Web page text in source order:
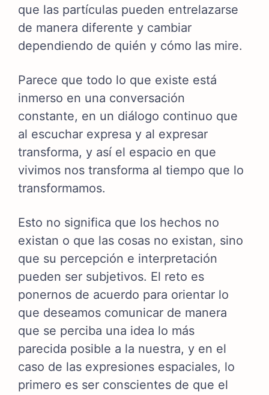
que las partículas pueden entrelazarse
de manera diferente y cambiar
dependiendo de quién y cómo las mire.
Parece que todo lo que existe está
inmerso en una conversación
constante, en un diálogo continuo que
al escuchar expresa y al expresar
transforma, y así el espacio en que
vivimos nos transforma al tiempo que lo
transformamos.
Esto no significa que los hechos no
existan o que las cosas no existan, sino
que su percepción e interpretación
pueden ser subjetivos. El reto es
ponernos de acuerdo para orientar lo
que deseamos comunicar de manera
que se perciba una idea lo más
parecida posible a la nuestra, y en el
caso de las expresiones espaciales, lo
primero es ser conscientes de que el